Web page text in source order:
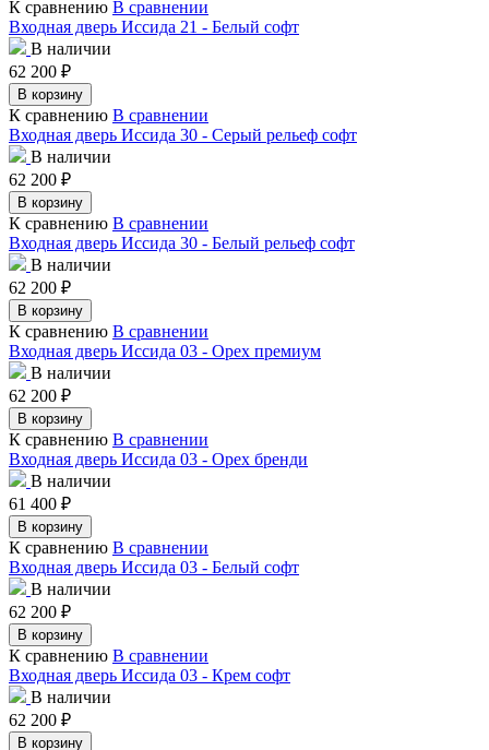
К сравнению В сравнении
Входная дверь Иссида 21 - Белый софт
В наличии
62 200 ₽
В корзину
К сравнению В сравнении
Входная дверь Иссида 30 - Серый рельеф софт
В наличии
62 200 ₽
В корзину
К сравнению В сравнении
Входная дверь Иссида 30 - Белый рельеф софт
В наличии
62 200 ₽
В корзину
К сравнению В сравнении
Входная дверь Иссида 03 - Орех премиум
В наличии
62 200 ₽
В корзину
К сравнению В сравнении
Входная дверь Иссида 03 - Орех бренди
В наличии
61 400 ₽
В корзину
К сравнению В сравнении
Входная дверь Иссида 03 - Белый софт
В наличии
62 200 ₽
В корзину
К сравнению В сравнении
Входная дверь Иссида 03 - Крем софт
В наличии
62 200 ₽
В корзину